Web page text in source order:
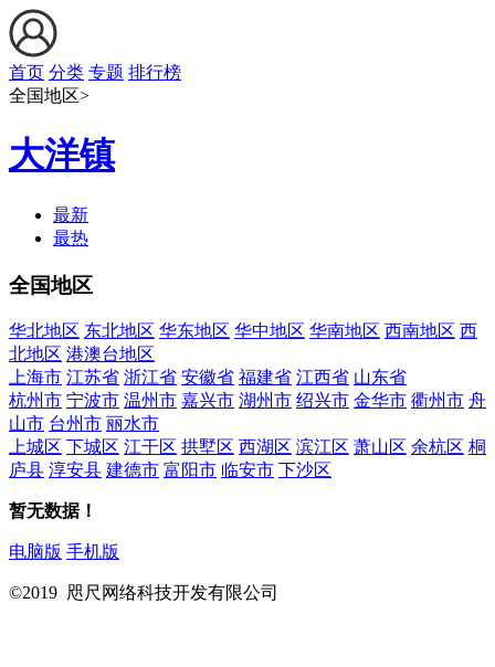
首页 分类 专题 排行榜
全国地区>
大洋镇
最新
最热
全国地区
华北地区 东北地区 华东地区 华中地区 华南地区 西南地区 西
北地区 港澳台地区
上海市 江苏省 浙江省 安徽省 福建省 江西省 山东省
杭州市 宁波市 温州市 嘉兴市 湖州市 绍兴市 金华市 衢州市 舟
山市 台州市 丽水市
上城区 下城区 江干区 拱墅区 西湖区 滨江区 萧山区 余杭区 桐
庐县 淳安县 建德市 富阳市 临安市 下沙区
暂无数据！
电脑版 手机版
©2019 咫尺网络科技开发有限公司